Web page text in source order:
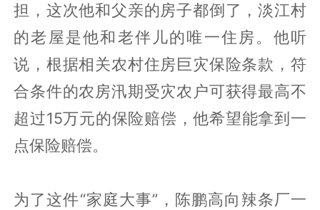
担，这次他和父亲的房子都倒了，淡江村
的老屋是他和老伴儿的唯一住房。他听
说，根据相关农村住房巨灾保险条款，符
合条件的农房汛期受灾农户可获得最高不
超过15万元的保险赔偿，他希望能拿到一
点保险赔偿。
为了这件“家庭大事”，陈鹏高向辣条厂一